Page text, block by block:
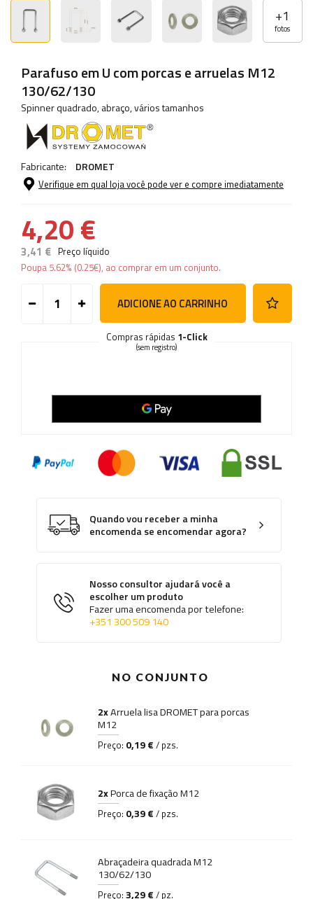
+1
fotos
Parafuso em U com porcas e arruelas M12
130/62/130
Spinner quadrado, abraço, vários tamanhos
Fabricante: DROMET
Verifique em qual loja você pode ver e compre imediatamente
4,20 €
3,41 € Preço líquido
Poupa 5.62% (0.25€), ao comprar em um conjunto.
ADICIONE AO CARRINHO
Compras rápidas 1-Click
(sem registro)
Quando vou receber a minha
encomenda se encomendar agora?
Nosso consultor ajudará você a
escolher um produto
Fazer uma encomenda por telefone:
+351 300 509 140
NO CONJUNTO
2xArruela lisa DROMET para porcas
M12
Preço: 0,19 € / pzs.
2xPorca de fixação M12
Preço: 0,39 € / pzs.
Abraçadeira quadrada M12
130/62/130
Preço: 3,29 € / pz.